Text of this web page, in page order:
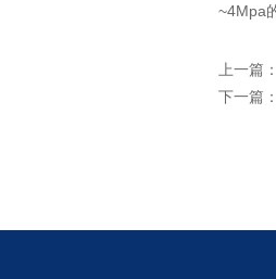
~4Mpa
上一篇
下一篇